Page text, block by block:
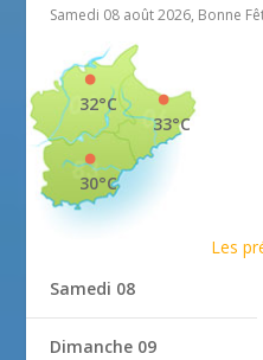
Samedi 08 août 2026, Bonne
33°C
32°C
30°C
Les
Samedi 08
Dimanche 09